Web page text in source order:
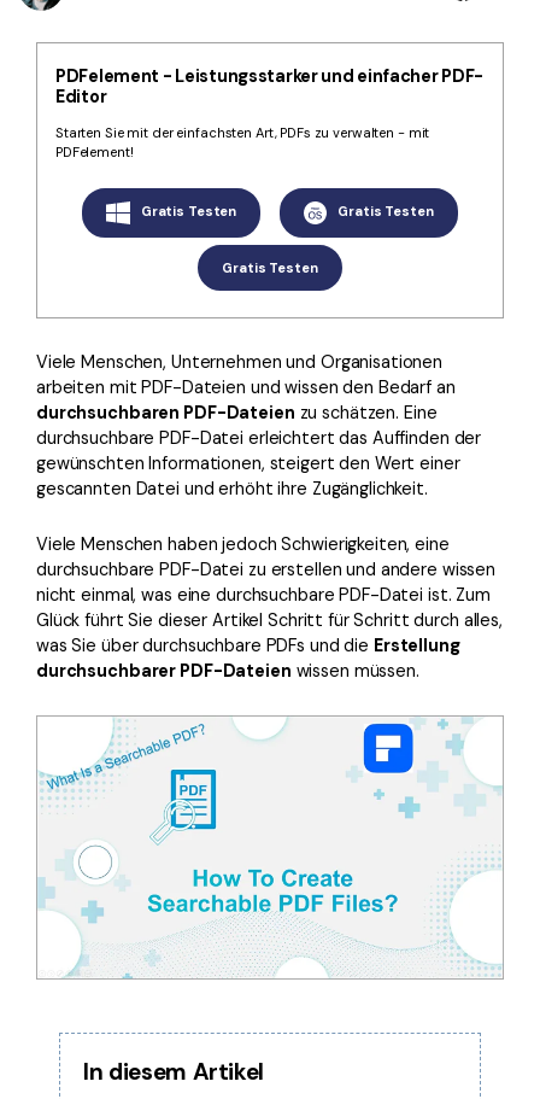
PDF freigeben
eSign PDFs rechtmäßig
Branchen
Gesundheitswesen
Finanzen
Regierung
Freiberufler
Alle PDF-Funktionen
Kontakt zum Support
Was ist NEU
Benutzerhandbuch
PDFelement für Windows
PDFelement für Mac
PDFelement für iOS
PDFelement für Android
Bewertungen
Sehen Sie, was unsere Nutzer sagen.
Kostenlose PDF-Vorlagen
Bearbeiten, Drucken und Anpassen von kostenlosen Vorlagen.
PDF-Wissen
PDF-bezogene Informationen, die Sie benötigen.
Download-Zentrum
Laden Sie die leistungsstärksten und einfachsten PDF-Tools
PDFelement - Leistungsstarker und einfacher PDF-
Editor
Starten Sie mit der einfachsten Art, PDFs zu verwalten - mit
PDFelement!
Gratis Testen Gratis Testen
Gratis Testen
Viele Menschen, Unternehmen und Organisationen
arbeiten mit PDF-Dateien und wissen den Bedarf an
durchsuchbaren PDF-Dateien zu schätzen. Eine
durchsuchbare PDF-Datei erleichtert das Auffinden der
gewünschten Informationen, steigert den Wert einer
gescannten Datei und erhöht ihre Zugänglichkeit.
Viele Menschen haben jedoch Schwierigkeiten, eine
durchsuchbare PDF-Datei zu erstellen und andere wissen
nicht einmal, was eine durchsuchbare PDF-Datei ist. Zum
Glück führt Sie dieser Artikel Schritt für Schritt durch alles,
was Sie über durchsuchbare PDFs und die Erstellung
durchsuchbarer PDF-Dateien wissen müssen.
In diesem Artikel